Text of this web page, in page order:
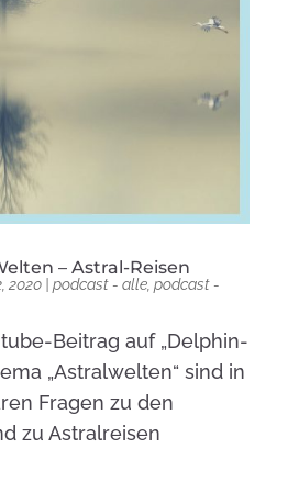
– Astral-Reisen
2020| podcast - alle, podcast -
Beitrag auf „Delphin-
„Astralwelten“ sind in
Fragen zu den
zu Astralreisen